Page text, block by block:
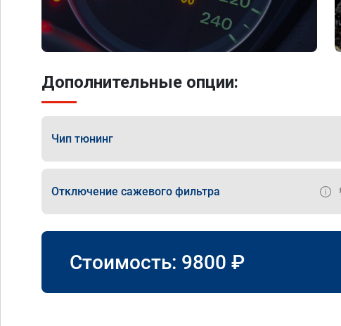
Дополнительные опции:
Чип тюнинг
Отключение сажевого фильтра
Стоимость: 9800 ₽